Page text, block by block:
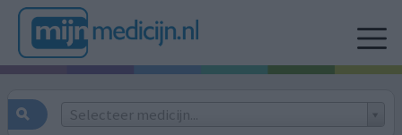
Selecteer medicijn...